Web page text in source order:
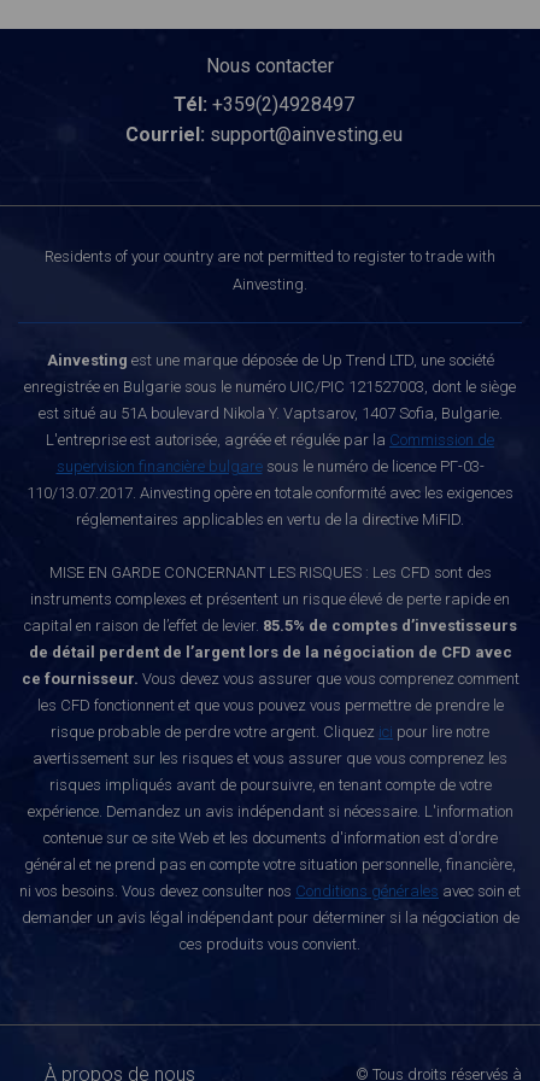
Nous contacter
Tél: +359(2)4928497
Courriel: support@ainvesting.eu
Residents of your country are not permitted to register to trade with
Ainvesting.
Ainvesting est une marque déposée de Up Trend LTD, une société
enregistrée en Bulgarie sous le numéro UIC/PIC 121527003, dont le siège
est situé au 51A boulevard Nikola Y. Vaptsarov, 1407 Sofia, Bulgarie.
L'entreprise est autorisée, agréée et régulée par la Commission de
supervision financière bulgaresous le numéro de licence РГ-03-
110/13.07.2017. Ainvesting opère en totale conformité avec les exigences
réglementaires applicables en vertu de la directive MiFID.
MISE EN GARDE CONCERNANT LES RISQUES : Les CFD sont des
instruments complexes et présentent un risque élevé de perte rapide en
capital en raison de l’effet de levier. 85.5% de comptes d’investisseurs
de détail perdent de l’argent lors de la négociation de CFD avec
ce fournisseur. Vous devez vous assurer que vous comprenez comment
les CFD fonctionnent et que vous pouvez vous permettre de prendre le
risque probable de perdre votre argent. Cliquez ici pour lire notre
avertissement sur les risques et vous assurer que vous comprenez les
risques impliqués avant de poursuivre, en tenant compte de votre
expérience. Demandez un avis indépendant si nécessaire. L'information
contenue sur ce site Web et les documents d'information est d'ordre
général et ne prend pas en compte votre situation personnelle, financière,
ni vos besoins. Vous devez consulter nos Conditions générales avec soin et
demander un avis légal indépendant pour déterminer si la négociation de
ces produits vous convient.
À propos de nous © Tous droits réservés à